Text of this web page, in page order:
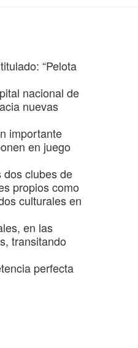
“Pelota
nacional de
nuevas
importante
en juego
dos clubes de
propios como
culturales en
en las
transitando
perfecta